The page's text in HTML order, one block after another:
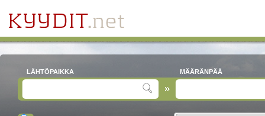
LÄHTÖPAIKKA MÄÄRÄNPÄÄ